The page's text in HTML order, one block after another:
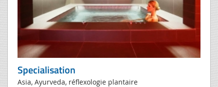
Specialisation
Asia, Ayurveda, réflexologie plantaire